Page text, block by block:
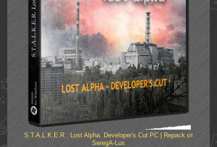
S.T.A.L.K.E.R.: Lost Alpha. Developer's Cut PC | Repack от
SeregA-Lus